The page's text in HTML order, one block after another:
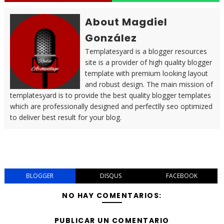
About Magdiel
González
Templatesyard is a blogger resources
site is a provider of high quality blogger
template with premium looking layout
and robust design. The main mission of
templatesyard is to provide the best quality blogger templates
which are professionally designed and perfectlly seo optimized
to deliver best result for your blog.
BLOGGER DISQUS FACEBOOK
NO HAY COMENTARIOS:
PUBLICAR UN COMENTARIO